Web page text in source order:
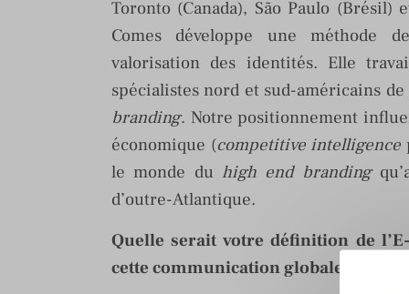
Toronto (Canada), São Paulo
Comes développe une méthode
valorisation des identités. Elle
spécialistes nord et sud-américains
branding. Notre positionnement
économique (competitive intelligence
le monde duhigh end branding
d’outre-Atlantique.
Quelle serait votre définition de
cette communication globale?